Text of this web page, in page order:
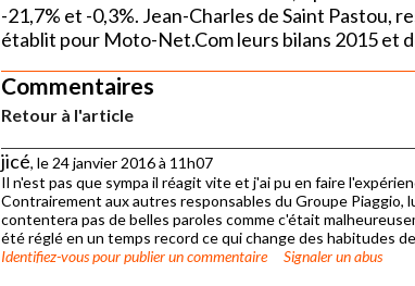
-21,7% et -0,3%. Jean-Charles de Saint Pastou,
établit pour Moto-Net.Com leurs bilans 2015 et
Commentaires
Retour à l'article
jicé, le 24 janvier 2016 à 11h07
Il n'est pas que sympa il réagit vite et j'ai pu en faire
Contrairement aux autres responsables du Groupe Piaggio,
contentera pas de belles paroles comme c'était
été réglé en un temps record ce qui change des habitudes
Identifiez-vouspour publier un commentaire Signaler un abus